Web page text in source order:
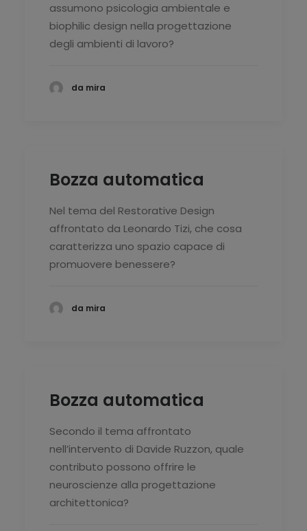
assumono psicologia ambientale e
biophilic design nella progettazione
degli ambienti di lavoro?
da mira
Bozza automatica
Nel tema del Restorative Design
affrontato da Leonardo Tizi, che cosa
caratterizza uno spazio capace di
promuovere benessere?
da mira
Bozza automatica
Secondo il tema affrontato
nell’intervento di Davide Ruzzon, quale
contributo possono offrire le
neuroscienze alla progettazione
architettonica?